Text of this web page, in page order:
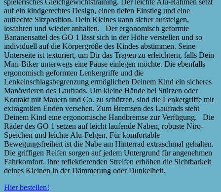
auf ein kindgerechtes Design, einen tiefen Einstieg und eine
aufrechte Sitzposition. Dein Kleines kann sicher aufsteigen,
losfahren und wieder anhalten. Der ergonomisch geformte
Bananensattel des GO 1 lässt sich in der Höhe verstellen und so
individuell auf die Körpergröße des Kindes abstimmen. Seine
Unterseite ist texturiert, um Dir das Tragen zu erleichtern, falls Dein
Mini-Biker unterwegs eine Pause einlegen möchte. Die ebenfalls
ergonomisch geformten Lenkergriffe und die
Lenkeinschlagsbegrenzung ermöglichen Deinem Kind ein sicheres
Manövrieren des Laufrads. Um kleine Hände bei Stürzen oder
Kontakt mit Mauern und Co. zu schützen, sind die Lenkergriffe mit
extragroßen Enden versehen. Zum Bremsen des Laufrads steht
Deinem Kind eine ergonomische Handbremse zur Verfügung. Die
Räder des GO 1 setzen auf leicht laufende Naben, robuste Niro-
Speichen und leichte Alu-Felgen. Für komfortable
Bewegungsfreiheit ist die Nabe am Hinterrad extraschmal gehalten.
Die griffigen Reifen sorgen auf jedem Untergrund für angenehmen
Fahrkomfort. Ihre reflektierenden Streifen erhöhen die Sichtbarkeit
deines Kleinen in der Dämmerung oder Dunkelheit.
Hier bestellen!